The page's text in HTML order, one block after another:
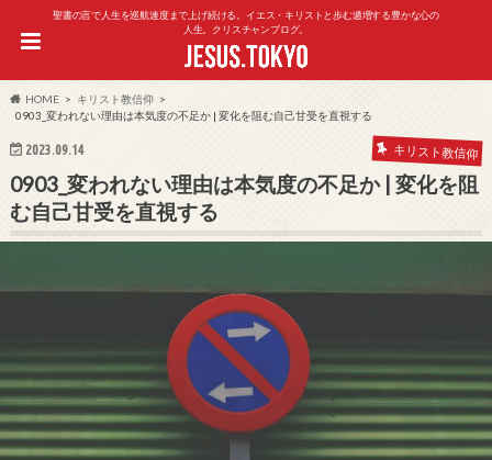
聖書の言で人生を巡航速度まで上げ続ける。イエス・キリストと歩む逓増する豊かな心の
人生。クリスチャンブログ。
HOME
キリスト教信仰
0903_変われない理由は本気度の不足か | 変化を阻む自己甘受を直視する
2023.09.14 キリスト教信仰
0903_変われない理由は本気度の不足か | 変化を阻
む自己甘受を直視する